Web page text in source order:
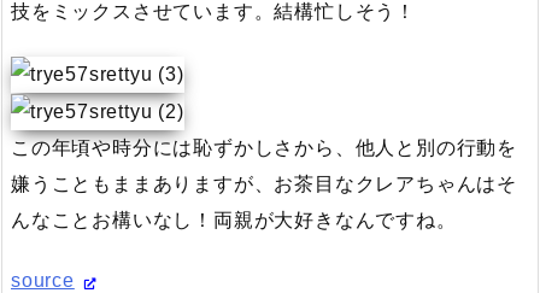
技をミックスさせています。結構忙しそう！
この年頃や時分には恥ずかしさから、他人と別の行動を
嫌うこともままありますが、お茶目なクレアちゃんはそ
んなことお構いなし！両親が大好きなんですね。
source